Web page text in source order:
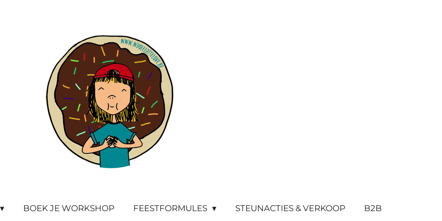
BOEK JE WORKSHOP FEESTFORMULES STEUNACTIES & VERKOOP B2B